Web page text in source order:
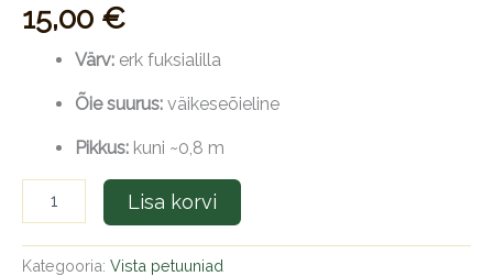
15,00 €
Värv: erk fuksialilla
Õie suurus: väikeseõieline
Pikkus: kuni ~0,8 m
Lisa korvi
Kategooria: Vista petuuniad